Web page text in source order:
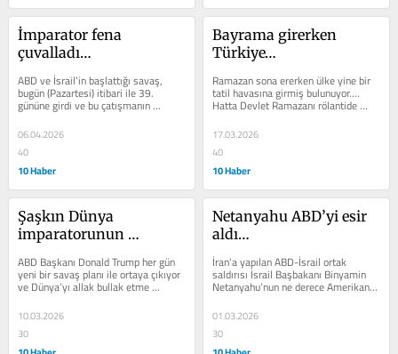
İmparator fena
çuvalladı…
ABD ve İsrail’in başlattığı savaş,
bugün (Pazartesi) itibari ile 39.
gününe girdi ve bu çatışmanın
herhangi bir şekilde biteceğine...
06.04.2026
40
10 Haber
Bayrama girerken
Türkiye…
Ramazan sona ererken ülke yine bir
tatil havasına girmiş bulunuyor….
Hatta Devlet Ramazanı rölantide
17.03.2026
40
10 Haber
Şaşkın Dünya
imparatorunun
ABD Başkanı Donald Trump her gün
yeni bir savaş planı ile ortaya çıkıyor
ve Dünya’yı allak bullak etme
yolunda emin adımlarla...
10.03.2026
30
Netanyahu ABD’yi esir
aldı…
İran’a yapılan ABD-İsrail ortak
saldırısı İsrail Başbakanı Binyamin
Netanyahu’nun ne derece Amerikan
yönetimi üzerinde etkin olduğunu...
01.03.2026
30